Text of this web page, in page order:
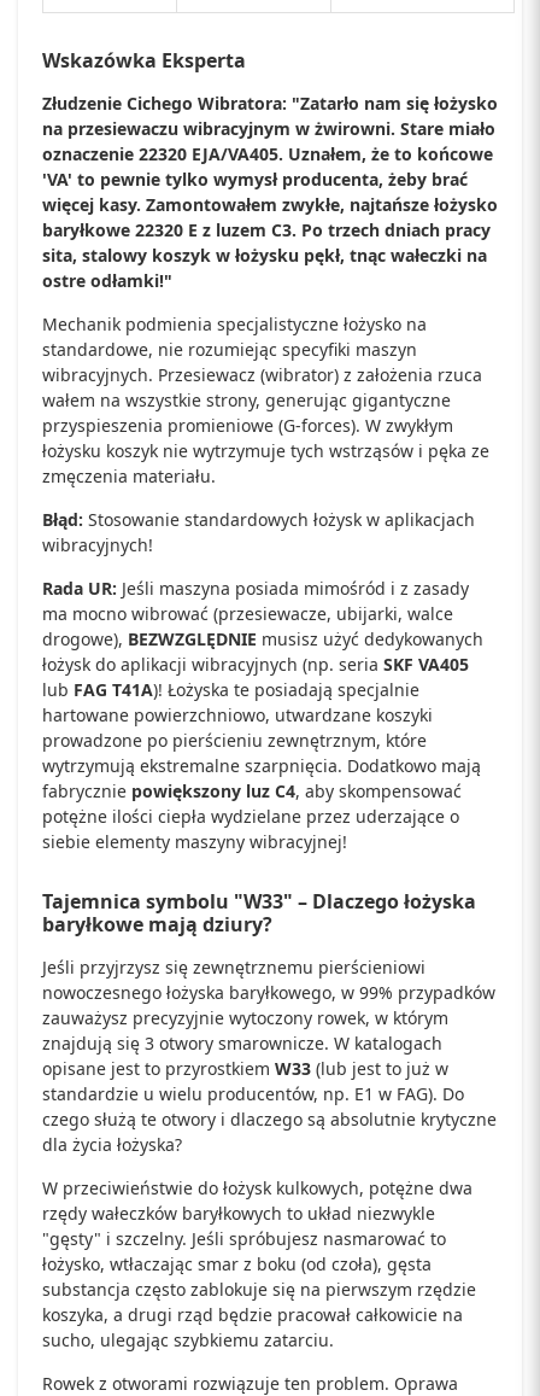
Wskazówka Eksperta
Złudzenie Cichego Wibratora: "Zatarło nam się łożysko
na przesiewaczu wibracyjnym w żwirowni. Stare miało
oznaczenie 22320 EJA/VA405. Uznałem, że to końcowe
'VA' to pewnie tylko wymysł producenta, żeby brać
więcej kasy. Zamontowałem zwykłe, najtańsze łożysko
baryłkowe 22320 E z luzem C3. Po trzech dniach pracy
sita, stalowy koszyk w łożysku pękł, tnąc wałeczki na
ostre odłamki!"
Mechanik podmienia specjalistyczne łożysko na
standardowe, nie rozumiejąc specyfiki maszyn
wibracyjnych. Przesiewacz (wibrator) z założenia rzuca
wałem na wszystkie strony, generując gigantyczne
przyspieszenia promieniowe (G-forces). W zwykłym
łożysku koszyk nie wytrzymuje tych wstrząsów i pęka ze
zmęczenia materiału.
Błąd: Stosowanie standardowych łożysk w aplikacjach
wibracyjnych!
Rada UR: Jeśli maszyna posiada mimośród i z zasady
ma mocno wibrować (przesiewacze, ubijarki, walce
drogowe), BEZWZGLĘDNIE musisz użyć dedykowanych
łożysk do aplikacji wibracyjnych (np. seria SKF VA405
lub FAG T41A)! Łożyska te posiadają specjalnie
hartowane powierzchniowo, utwardzane koszyki
prowadzone po pierścieniu zewnętrznym, które
wytrzymują ekstremalne szarpnięcia. Dodatkowo mają
fabrycznie powiększony luz C4, aby skompensować
potężne ilości ciepła wydzielane przez uderzające o
siebie elementy maszyny wibracyjnej!
Tajemnica symbolu "W33" – Dlaczego łożyska
baryłkowe mają dziury?
Jeśli przyjrzysz się zewnętrznemu pierścieniowi
nowoczesnego łożyska baryłkowego, w 99% przypadków
zauważysz precyzyjnie wytoczony rowek, w którym
znajdują się 3 otwory smarownicze. W katalogach
opisane jest to przyrostkiem W33 (lub jest to już w
standardzie u wielu producentów, np. E1 w FAG). Do
czego służą te otwory i dlaczego są absolutnie krytyczne
dla życia łożyska?
W przeciwieństwie do łożysk kulkowych, potężne dwa
rzędy wałeczków baryłkowych to układ niezwykle
"gęsty" i szczelny. Jeśli spróbujesz nasmarować to
łożysko, wtłaczając smar z boku (od czoła), gęsta
substancja często zablokuje się na pierwszym rzędzie
koszyka, a drugi rząd będzie pracował całkowicie na
sucho, ulegając szybkiemu zatarciu.
Rowek z otworami rozwiązuje ten problem. Oprawa